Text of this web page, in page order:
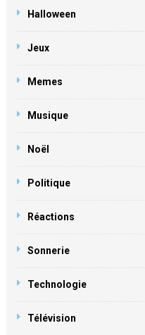
Halloween
Jeux
Memes
Musique
Noël
Politique
Réactions
Sonnerie
Technologie
Télévision